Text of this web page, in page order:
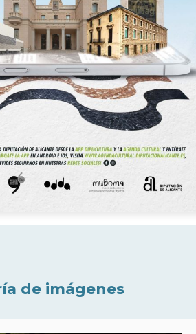
de imágenes